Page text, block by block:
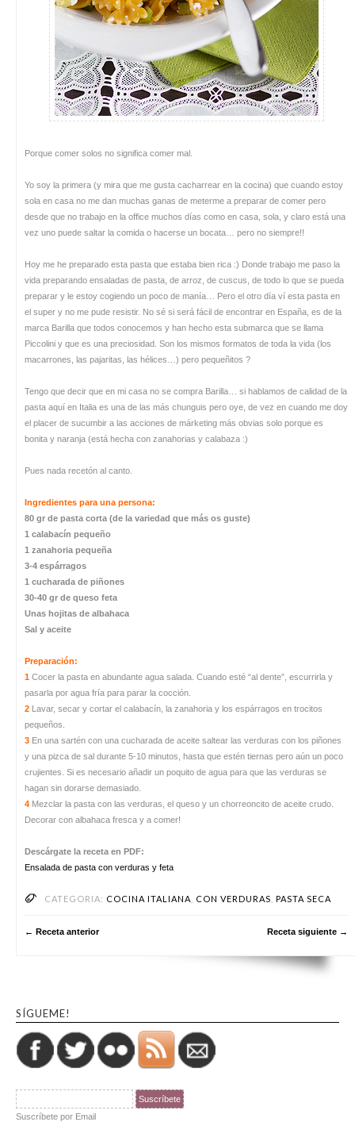
Porque comer solos no significa comer mal.
Yo soy la primera (y mira que me gusta cacharrear en la cocina) que cuando estoy
sola en casa no me dan muchas ganas de meterme a preparar de comer pero
desde que no trabajo en la office muchos días como en casa, sola, y claro está una
vez uno puede saltar la comida o hacerse un bocata… pero no siempre!!
Hoy me he preparado esta pasta que estaba bien rica :) Donde trabajo me paso la
vida preparando ensaladas de pasta, de arroz, de cuscus, de todo lo que se pueda
preparar y le estoy cogiendo un poco de manía… Pero el otro día ví esta pasta en
el super y no me pude resistir. No sé si será fácil de encontrar en España, es de la
marca Barilla que todos conocemos y han hecho esta submarca que se llama
Piccolini y que es una preciosidad. Son los mismos formatos de toda la vida (los
macarrones, las pajaritas, las hélices…) pero pequeñitos ?
Tengo que decir que en mi casa no se compra Barilla… si hablamos de calidad de la
pasta aquí en Italia es una de las más chunguis pero oye, de vez en cuando me doy
el placer de sucumbir a las acciones de márketing más obvias solo porque es
bonita y naranja (está hecha con zanahorias y calabaza :)
Pues nada recetón al canto.
Ingredientes para una persona:
80 gr de pasta corta (de la variedad que más os guste)
1 calabacín pequeño
1 zanahoria pequeña
3-4 espárragos
1 cucharada de piñones
30-40 gr de queso feta
Unas hojitas de albahaca
Sal y aceite
Preparación:
1 Cocer la pasta en abundante agua salada. Cuando esté “al dente”, escurrirla y
pasarla por agua fría para parar la cocción.
2 Lavar, secar y cortar el calabacín, la zanahoria y los espárragos en trocitos
pequeños.
3 En una sartén con una cucharada de aceite saltear las verduras con los piñones
y una pizca de sal durante 5-10 minutos, hasta que estén tiernas pero aún un poco
crujientes. Si es necesario añadir un poquito de agua para que las verduras se
hagan sin dorarse demasiado.
4 Mezclar la pasta con las verduras, el queso y un chorreoncito de aceite crudo.
Decorar con albahaca fresca y a comer!
Descárgate la receta en PDF:
Ensalada de pasta con verduras y feta
CATEGORIA: COCINA ITALIANA CON VERDURAS PASTA SECA
← Receta anterior Receta siguiente →
SÍGUEME!
Suscríbete por Email